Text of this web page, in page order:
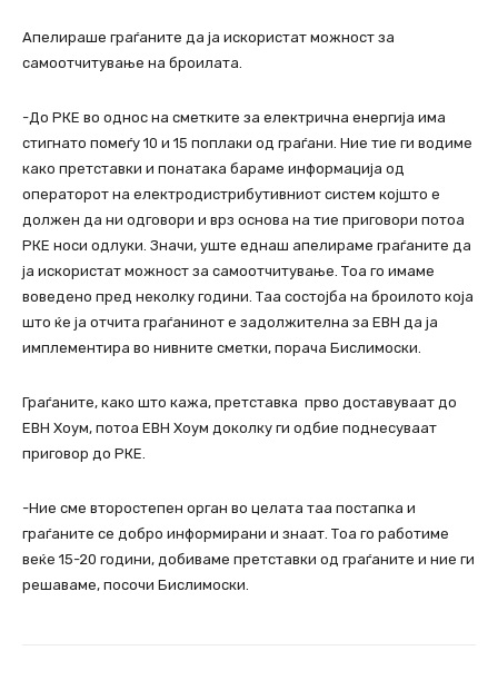
Апелираше граѓаните да ја искористат можност за
самоотчитување на броилата.
-До РКЕ во однос на сметките за електрична енергија има
стигнато помеѓу 10 и 15 поплаки од граѓани. Ние тие ги водиме
како претставки и понатака бараме информација од
операторот на електродистрибутивниот систем којшто е
должен да ни одговори и врз основа на тие приговори потоа
РКЕ носи одлуки. Значи, уште еднаш апелираме граѓаните да
ја искористат можност за самоотчитување. Тоа го имаме
воведено пред неколку години. Таа состојба на броилото која
што ќе ја отчита граѓанинот е задолжителна за ЕВН да ја
имплементира во нивните сметки, порача Бислимоски.
Граѓаните, како што кажа, претставка прво доставуваат до
ЕВН Хоум, потоа ЕВН Хоум доколку ги одбие поднесуваат
приговор до РКЕ.
-Ние сме второстепен орган во целата таа постапка и
граѓаните се добро информирани и знаат. Тоа го работиме
веќе 15-20 години, добиваме претставки од граѓаните и ние ги
решаваме, посочи Бислимоски.